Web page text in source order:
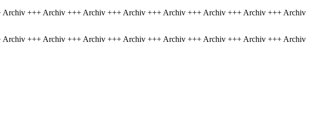
+++ Archiv +++ Archiv +++ Archiv +++ Archiv +++ Archiv +++ Archiv +++ Archiv
+++ Archiv +++ Archiv +++ Archiv +++ Archiv +++ Archiv +++ Archiv +++ Archiv